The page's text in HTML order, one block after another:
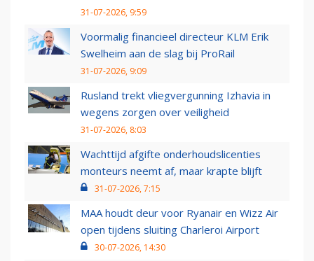
31-07-2026, 9:59
Voormalig financieel directeur KLM Erik
Swelheim aan de slag bij ProRail
31-07-2026, 9:09
Rusland trekt vliegvergunning Izhavia in
wegens zorgen over veiligheid
31-07-2026, 8:03
Wachttijd afgifte onderhoudslicenties
monteurs neemt af, maar krapte blijft
31-07-2026, 7:15
MAA houdt deur voor Ryanair en Wizz Air
open tijdens sluiting Charleroi Airport
30-07-2026, 14:30